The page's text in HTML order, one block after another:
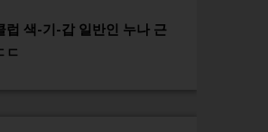
럽 색-기-갑 일반인 누나 근
ㄷ